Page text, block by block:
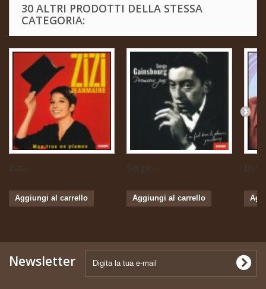
30 ALTRI PRODOTTI DELLA STESSA
CATEGORIA:
Zizi...
Aggiungi al carrello
Serge...
Aggiungi al carrello
Newsletter